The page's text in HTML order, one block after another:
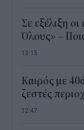
Σε εξέλιξη
Όλους» –
13:15
Καιρός με
ζεστές
12:47